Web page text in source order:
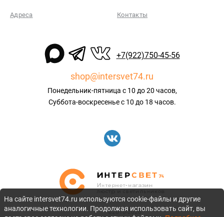
Адреса Контакты
+7(922)750-45-56
shop@intersvet74.ru
Понедельник-пятница с 10 до 20 часов,
Суббота-воскресенье с 10 до 18 часов.
©2010-2026
На сайте intersvet74.ru используются cookie-файлы и другие
аналогичные технологии. Продолжая использовать сайт, вы